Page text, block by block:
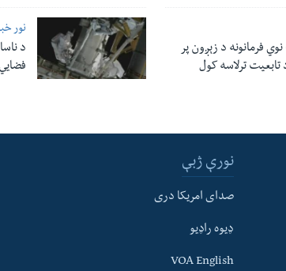
فرمانونه د زېږون پر
ترلاسه کول
نور
د
نورې ژبې
صدای امریکا دری
ډیوه راډیو
VOA English